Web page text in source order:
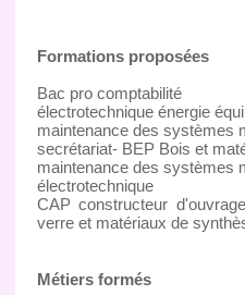
Formations proposées
Bac pro comptabilité
électrotechnique énergie
maintenance des systèmes
secrétariat- BEP Bois et
maintenance des systèmes
électrotechnique
CAP constructeur
verre et matériaux de
Métiers formés